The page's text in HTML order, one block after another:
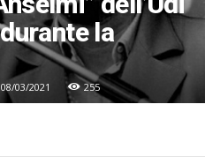
la
08/03/2021 255